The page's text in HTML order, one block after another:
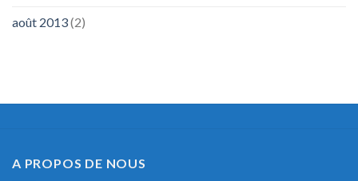
août 2013(2)
A PROPOS DE NOUS